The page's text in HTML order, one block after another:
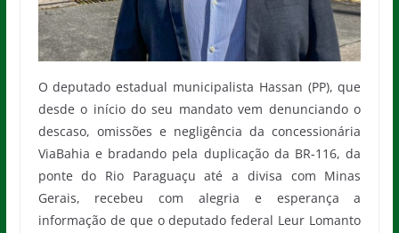
O deputado estadual municipalista Hassan (PP), que
desde o início do seu mandato vem denunciando o
descaso, omissões e negligência da concessionária
ViaBahia e bradando pela duplicação da BR-116, da
ponte do Rio Paraguaçu até a divisa com Minas
Gerais, recebeu com alegria e esperança a
informação de que o deputado federal Leur Lomanto